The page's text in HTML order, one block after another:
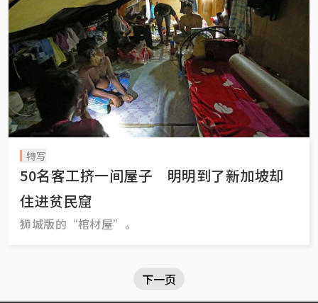
特写
50名客工挤一间屋子 明明到了新加坡却
住进贫民窟
狮城版的“棺材屋”。
下一页